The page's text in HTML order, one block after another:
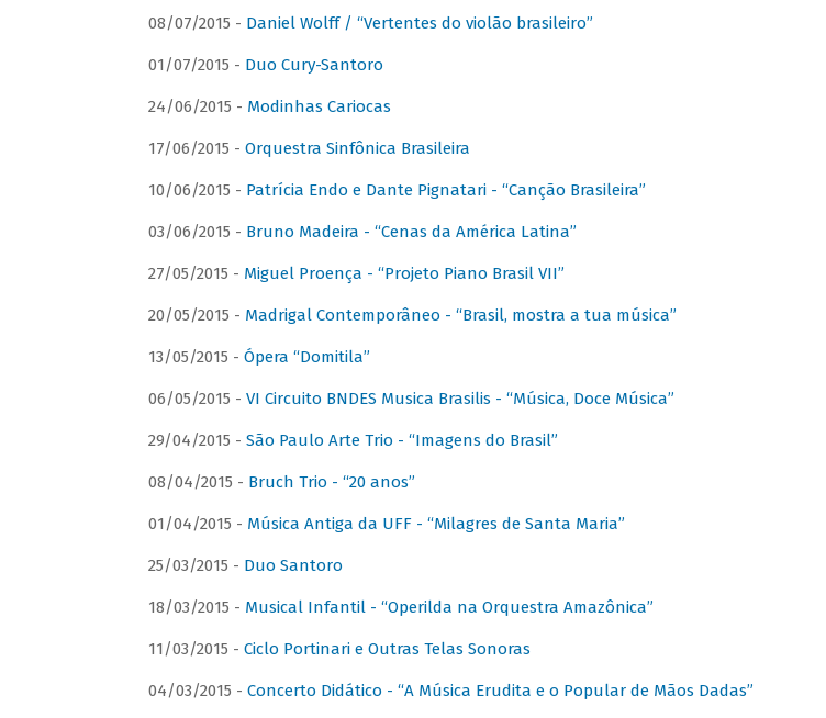
08/07/2015 - Daniel Wolff / “Vertentes do violão brasileiro”
01/07/2015 - Duo Cury-Santoro
24/06/2015 - Modinhas Cariocas
17/06/2015 - Orquestra Sinfônica Brasileira
10/06/2015 - Patrícia Endo e Dante Pignatari - “Canção Brasileira”
03/06/2015 - Bruno Madeira - “Cenas da América Latina”
27/05/2015 - Miguel Proença - “Projeto Piano Brasil VII”
20/05/2015 - Madrigal Contemporâneo - “Brasil, mostra a tua música”
13/05/2015 - Ópera “Domitila”
06/05/2015 - VI Circuito BNDES Musica Brasilis - “Música, Doce Música”
29/04/2015 - São Paulo Arte Trio - “Imagens do Brasil”
08/04/2015 - Bruch Trio - “20 anos”
01/04/2015 - Música Antiga da UFF - “Milagres de Santa Maria”
25/03/2015 - Duo Santoro
18/03/2015 - Musical Infantil - “Operilda na Orquestra Amazônica”
11/03/2015 - Ciclo Portinari e Outras Telas Sonoras
04/03/2015 - Concerto Didático - “A Música Erudita e o Popular de Mãos Dadas”